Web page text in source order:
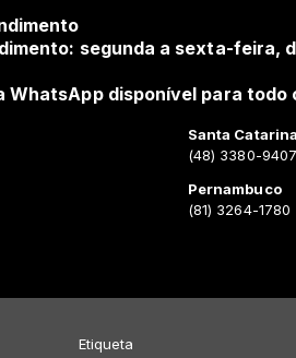
segunda a sexta-feira,
WhatsApp disponível para todo
Santa Catarina
(48) 3380-9407
Pernambuco
(81) 3264-1780
Etiqueta